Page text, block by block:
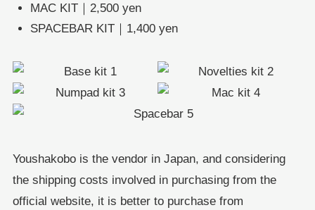
MAC KIT｜2,500 yen
SPACEBAR KIT｜1,400 yen
Youshakobo is the vendor in Japan, and considering
the shipping costs involved in purchasing from the
official website, it is better to purchase from